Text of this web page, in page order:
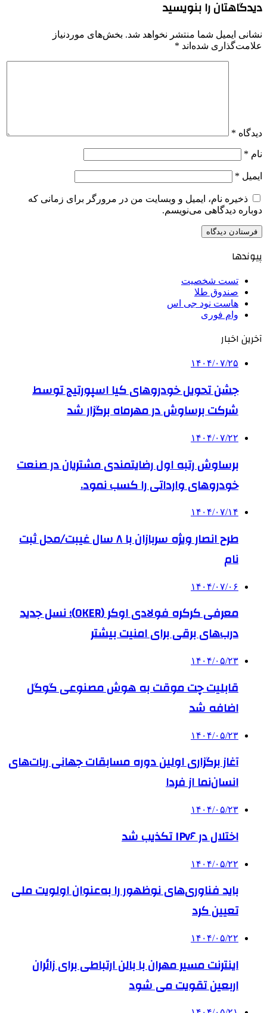
دیدگاهتان را بنویسید
نشانی ایمیل شما منتشر نخواهد شد. بخش‌های موردنیاز
علامت‌گذاری شده‌اند *
دیدگاه *
نام *
ایمیل *
ذخیره نام، ایمیل و وبسایت من در مرورگر برای زمانی که
دوباره دیدگاهی می‌نویسم.
پیوندها
تست شخصیت
صندوق طلا
هاست نود جی اس
وام فوری
آخرین اخبار
۱۴۰۴/۰۷/۲۵
جشن تحویل خودروهای کیا اسپورتیج توسط
شرکت برساوش در مهرماه برگزار شد
۱۴۰۴/۰۷/۲۲
برساوش رتبه اول رضایتمندی مشتریان در صنعت
خودروهای وارداتی را کسب نمود.
۱۴۰۴/۰۷/۱۴
طرح انصار ویژه سربازان با ۸ سال غیبت/محل ثبت
نام
۱۴۰۴/۰۷/۰۶
معرفی کرکره فولادی اوکر (OKER)؛ نسل جدید
درب‌های برقی برای امنیت بیشتر
۱۴۰۴/۰۵/۲۳
قابلیت چت موقت به هوش مصنوعی گوگل
اضافه شد
۱۴۰۴/۰۵/۲۳
آغاز برگزاری اولین دوره مسابقات جهانی ربات‌های
انسان‌نما از فردا
۱۴۰۴/۰۵/۲۳
اختلال در IPv۶ تکذیب شد
۱۴۰۴/۰۵/۲۲
باید فناوری‌های نوظهور را به‌عنوان اولویت ملی
تعیین کرد
۱۴۰۴/۰۵/۲۲
اینترنت مسیر مهران با بالن ارتباطی برای زائران
اربعین تقویت می شود